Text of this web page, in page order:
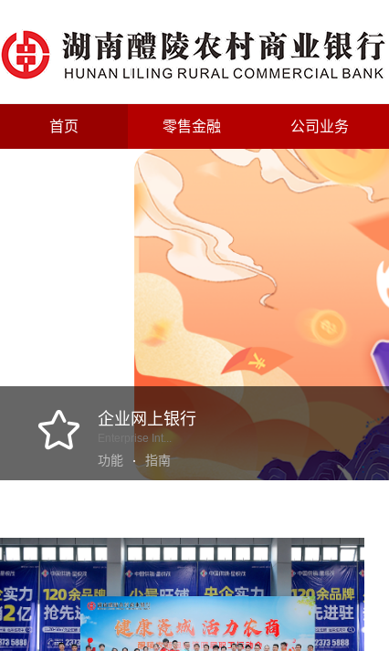
首页 零售金融 公司业务
企业网上银行
Enterprise Int...
功能 指南